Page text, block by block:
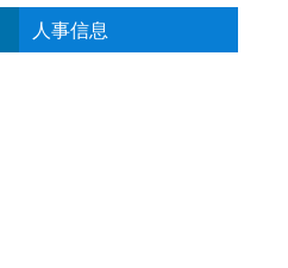
人事信息